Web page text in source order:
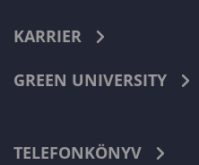
KARRIER
GREEN UNIVERSITY
TELEFONKÖNYV